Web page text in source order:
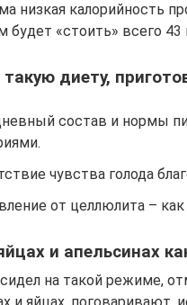
низкая калорийность
будет «стоить» всего 43
диету,
состав и нормы
чувства голода
от целлюлита –
и апельсинах
на такой режиме,
и яйцах, поговаривают,